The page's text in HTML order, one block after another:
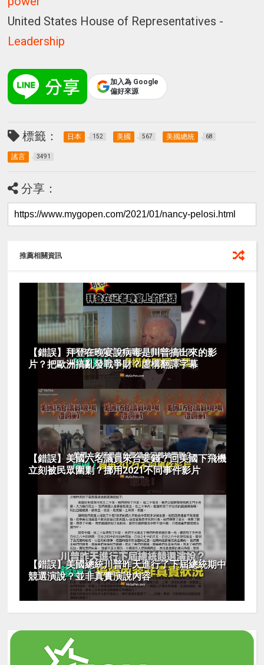
United States House of Representatives -
Leadership
加入為 Google
偏好來源
標籤： 日本 152 美國 567 美國總統 68
謠言 3491
分享：
推薦相關資訊
【錯誤】拜登在晚宴說病毒是川普搞出來的影
片？把歐洲搞亂發戰爭財？虛構翻譯字幕
【錯誤】美國六名議員來台要錢？回美國下飛機
立刻被民眾圍剿？挪用2021不同事件影片
【錯誤】美國總統川普昨天進行了下屆總統期中
競選演說？並非真實演說內容